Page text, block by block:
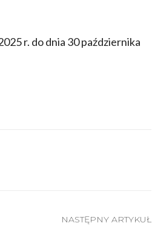
r. do dnia 30 października
NASTĘPNY ARTYKUŁ